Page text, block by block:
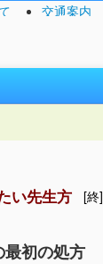
交通案内
[終]
い先生方
初の処方